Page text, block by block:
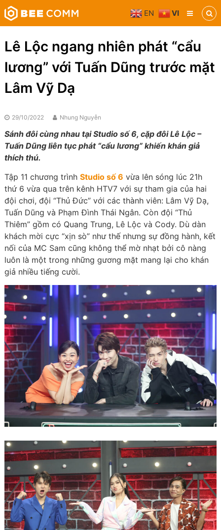
Skip
to
content
Bee
Comm
Truyền
thông
phương
tiện
Lê Lộc ngang nhiên phát “cẩu
lương” với Tuấn Dũng trước mặt
Lâm Vỹ Dạ
29/10/2022 Nhung Nguyễn
Sánh đôi cùng nhau tại Studio số 6, cặp đôi Lê Lộc –
Tuấn Dũng liên tục phát “cẩu lương” khiến khán giả
thích thú.
Tập 11 chương trình Studio số 6 vừa lên sóng lúc 21h
thứ 6 vừa qua trên kênh HTV7 với sự tham gia của hai
đội chơi, đội “Thủ Đức” với các thành viên: Lâm Vỹ Dạ,
Tuấn Dũng và Phạm Đình Thái Ngân. Còn đội “Thủ
Thiêm” gồm có Quang Trung, Lê Lộc và Cody. Dù dàn
khách mời cực “xịn sò” như thế nhưng sự đồng hành, kết
nối của MC Sam cũng không thể mờ nhạt bởi cô nàng
luôn là một trong những gương mặt mang lại cho khán
giả nhiều tiếng cười.
EN VI